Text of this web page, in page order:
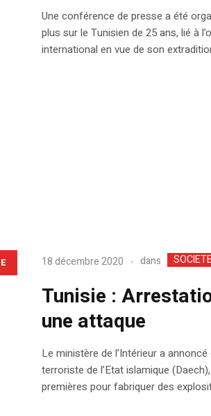
Une conférence de presse a été
plus sur le Tunisien de 25 ans, lié à
international en vue de son
18 décembre 2020 dans
Tunisie :
une attaque
Le ministère de l’Intérieur a
terroriste de l’Etat islamique
premières pour fabriquer des